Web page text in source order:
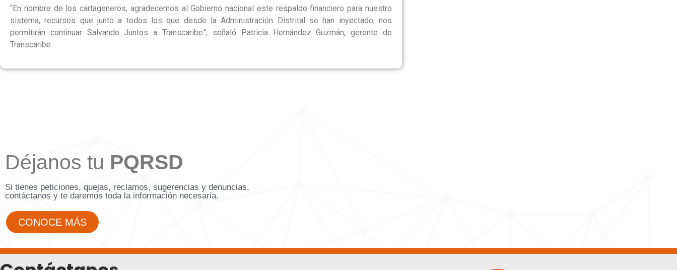
“En nombre de los cartageneros, agradecemos al Gobierno nacional este respaldo financiero para nuestro
sistema, recursos que junto a todos los que desde la Administración Distrital se han inyectado, nos
permitirán continuar Salvando Juntos a Transcaribe”, señaló Patricia Hernández Guzmán, gerente de
Transcaribe.
Déjanos tu PQRSD
Si tienes peticiones, quejas, reclamos, sugerencias y denuncias,
contáctanos y te daremos toda la información necesaria.
CONOCE MÁS